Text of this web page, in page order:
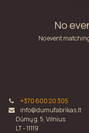
No
No event
+370 600 20 305
info@dumufabrikas.lt
Dūmų g. 5, Vilnius
LT - 11119